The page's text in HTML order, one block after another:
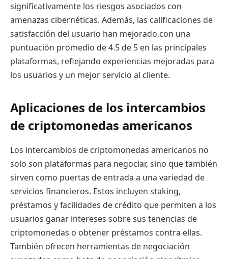
significativamente los riesgos asociados con
amenazas cibernéticas. Además, las calificaciones de
satisfacción del usuario han mejorado,con una
puntuación promedio de 4.5 de 5 en las principales
plataformas, reflejando experiencias mejoradas para
los usuarios y un mejor servicio al cliente.
Aplicaciones de los intercambios
de criptomonedas americanos
Los intercambios de criptomonedas americanos no
solo son plataformas para negociar, sino que también
sirven como puertas de entrada a una variedad de
servicios financieros. Estos incluyen staking,
préstamos y facilidades de crédito que permiten a los
usuarios ganar intereses sobre sus tenencias de
criptomonedas o obtener préstamos contra ellas.
También ofrecen herramientas de negociación